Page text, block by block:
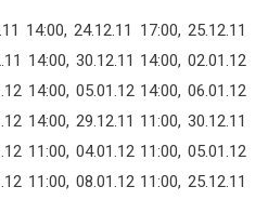
14:00, 24.12.11 17:00, 25.12.11
14:00, 30.12.11 14:00, 02.01.12
14:00, 05.01.12 14:00, 06.01.12
14:00, 29.12.11 11:00, 30.12.11
11:00, 04.01.12 11:00, 05.01.12
11:00, 08.01.12 11:00, 25.12.11